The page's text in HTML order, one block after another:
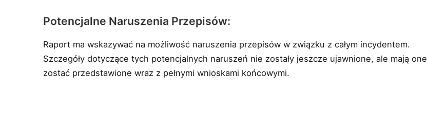
Potencjalne Naruszenia Przepisów:
Raport ma wskazywać na możliwość naruszenia przepisów w związku z całym incydentem.
Szczegóły dotyczące tych potencjalnych naruszeń nie zostały jeszcze ujawnione, ale mają one
zostać przedstawione wraz z pełnymi wnioskami końcowymi.